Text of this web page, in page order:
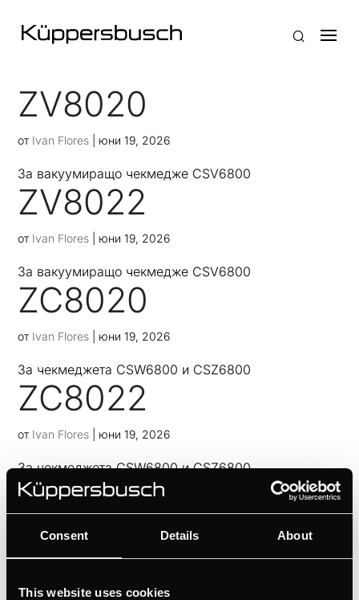
Consent Details About
This website uses cookies
ZV8020
от Ivan Flores юни 19, 2026
За вакуумиращо чекмеджe CSV6800
ZV8022
от Ivan Flores юни 19, 2026
За вакуумиращо чекмеджe CSV6800
ZC8020
от Ivan Flores юни 19, 2026
За чекмеджета CSW6800 и CSZ6800
ZC8022
от Ivan Flores юни 19, 2026
За чекмеджета CSW6800 и CSZ6800
CSV6800.0
Ivan Flores юни 19, 2026
компактните модели фурниВъзможност за